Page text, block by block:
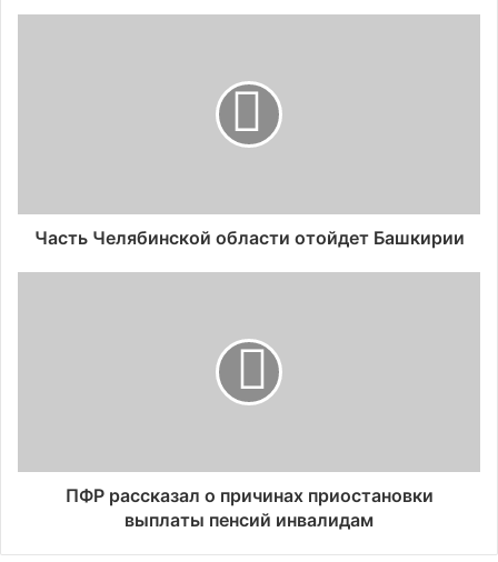
Часть Челябинской области отойдет Башкирии
ПФР рассказал о причинах приостановки
выплаты пенсий инвалидам